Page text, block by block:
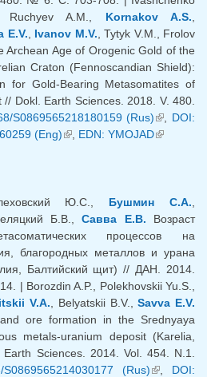
, Ruchyev A.M., Kornakov A.S.
E.V. Ivanov M.V. , Tytyk V.M., Frolov
Archean Age of Orogenic Gold of the
Craton (Fennoscandian Shield):
for Gold-Bearing Metasomatites of
Dokl. Earth Sciences. 2018. V. 480.
S0869565218180159 (Rus)(внешняя
ссылка)
DOI:
(Eng)(внешняя ссылка)
EDN: YMOJAD(внешняя
Ю.С., Бушмин С.А.,
Б.В.,Савва Е.В. Возраст
процессов на
благородных металлов и урана
Балтийский щит) // ДАН. 2014.
| Borozdin A.P., Polekhovskii Yu.S.,
V.A., Belyatskii B.V.,Savva E.V.
ore formation in the Srednyaya
metals-uranium deposit (Karelia,
Sciences. 2014. Vol. 454. N.1.
(Rus)(внешняя
, DOI: